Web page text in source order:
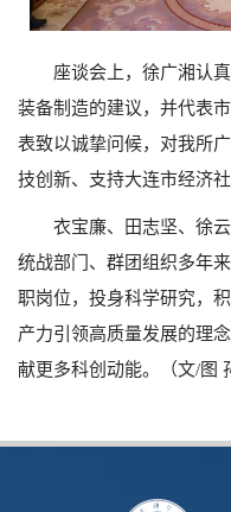
座谈会上，徐广湘认
装备制造的建议，并代表
表致以诚挚问候，对我所
技创新、支持大连市经济
衣宝廉、田志坚、徐
统战部门、群团组织多年
职岗位，投身科学研究，
产力引领高质量发展的理
献更多科创动能。（文/图